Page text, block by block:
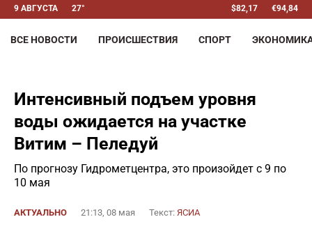
9 АВГУСТА 27° $82,17 €94,84
ВСЕ НОВОСТИ ПРОИСШЕСТВИЯ СПОРТ
Интенсивный подъем уровня
воды ожидается на участке
Витим – Пеледуй
По прогнозу Гидрометцентра, это произойдет с 9 по
10 мая
АКТУАЛЬНО 21:13, 08 мая Текст: ЯСИА